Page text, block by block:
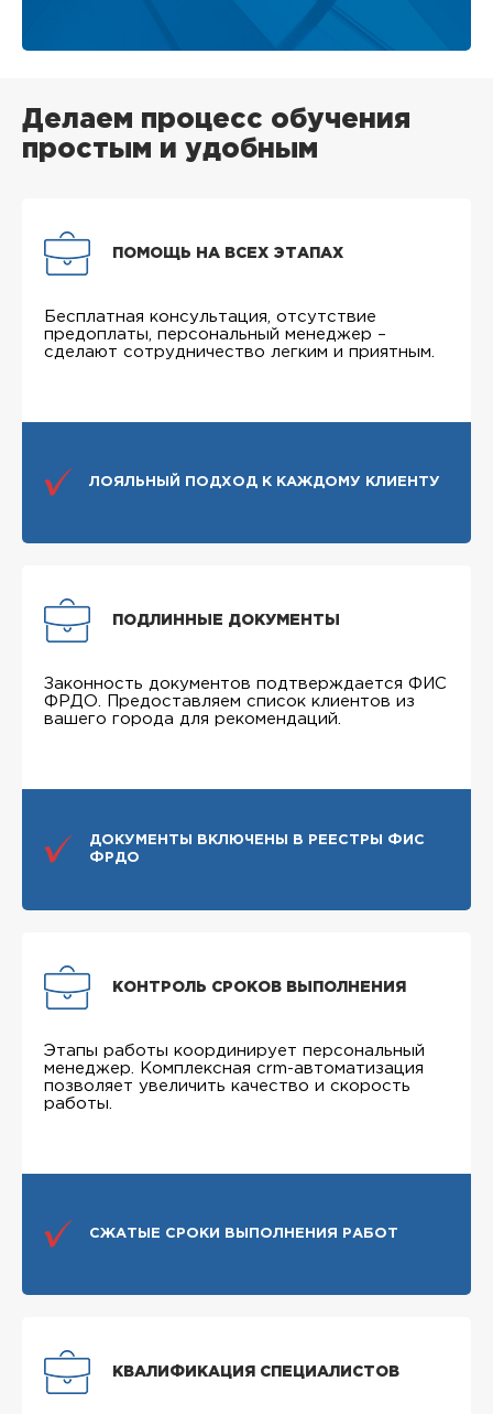
Делаем процесс обучения
простым и удобным
ПОМОЩЬ НА ВСЕХ ЭТАПАХ
Бесплатная консультация, отсутствие
предоплаты, персональный менеджер –
сделают сотрудничество легким и приятным.
ЛОЯЛЬНЫЙ ПОДХОД К КАЖДОМУ КЛИЕНТУ
ПОДЛИННЫЕ ДОКУМЕНТЫ
Законность документов подтверждается ФИС
ФРДО. Предоставляем список клиентов из
вашего города для рекомендаций.
ДОКУМЕНТЫ ВКЛЮЧЕНЫ В РЕЕСТРЫ ФИС
ФРДО
КОНТРОЛЬ СРОКОВ ВЫПОЛНЕНИЯ
Этапы работы координирует персональный
менеджер. Комплексная crm-автоматизация
позволяет увеличить качество и скорость
работы.
СЖАТЫЕ СРОКИ ВЫПОЛНЕНИЯ РАБОТ
КВАЛИФИКАЦИЯ СПЕЦИАЛИСТОВ